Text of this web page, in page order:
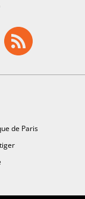
de Paris